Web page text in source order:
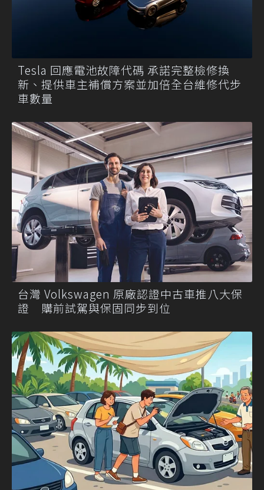
Tesla 回應電池故障代碼 承諾完整檢修換
新、提供車主補償方案並加倍全台維修代步
車數量
台灣 Volkswagen 原廠認證中古車推八大保
證 購前試駕與保固同步到位